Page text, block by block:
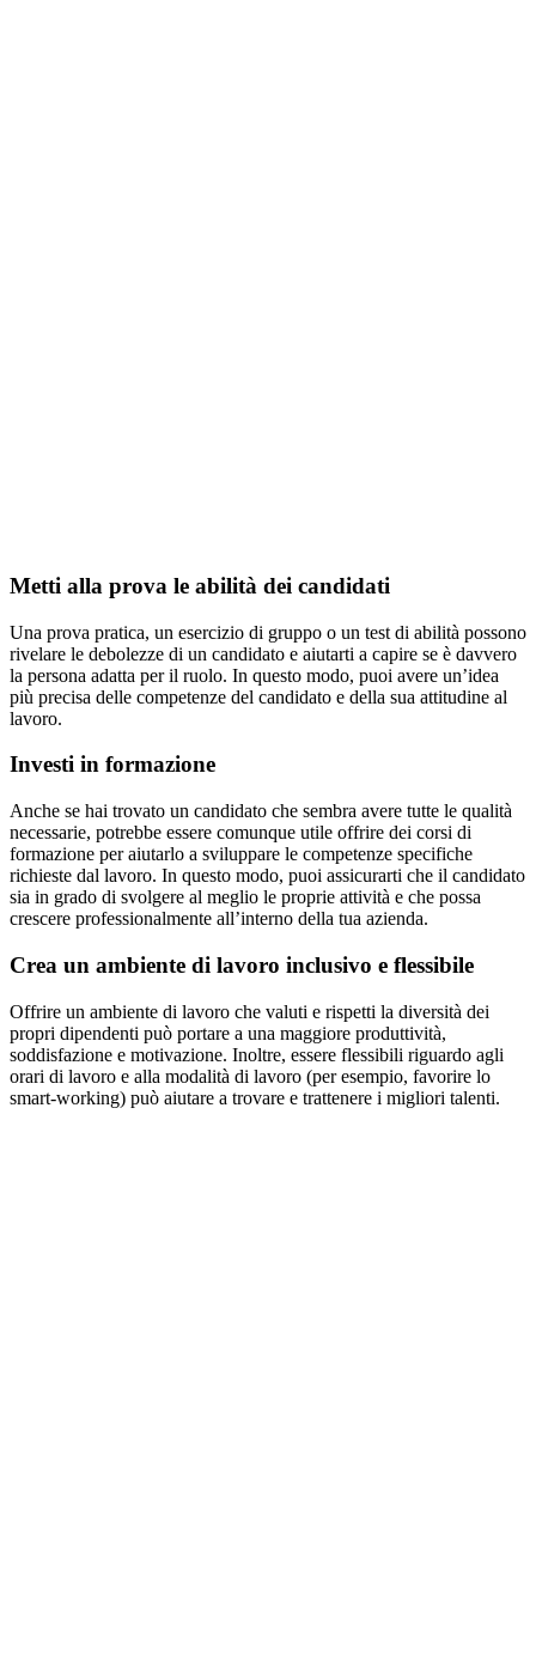
Metti alla prova le abilità dei candidati
Una prova pratica, un esercizio di gruppo o un test di abilità possono
rivelare le debolezze di un candidato e aiutarti a capire se è davvero
la persona adatta per il ruolo. In questo modo, puoi avere un’idea
più precisa delle competenze del candidato e della sua attitudine al
lavoro.
Investi in formazione
Anche se hai trovato un candidato che sembra avere tutte le qualità
necessarie, potrebbe essere comunque utile offrire dei corsi di
formazione per aiutarlo a sviluppare le competenze specifiche
richieste dal lavoro. In questo modo, puoi assicurarti che il candidato
sia in grado di svolgere al meglio le proprie attività e che possa
crescere professionalmente all’interno della tua azienda.
Crea un ambiente di lavoro inclusivo e flessibile
Offrire un ambiente di lavoro che valuti e rispetti la diversità dei
propri dipendenti può portare a una maggiore produttività,
soddisfazione e motivazione. Inoltre, essere flessibili riguardo agli
orari di lavoro e alla modalità di lavoro (per esempio, favorire lo
smart-working) può aiutare a trovare e trattenere i migliori talenti.